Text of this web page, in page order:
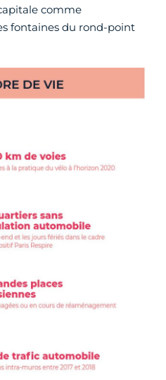
comme
fontaines du rond-point